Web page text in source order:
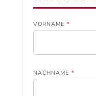
VORNAME *
NACHNAME *